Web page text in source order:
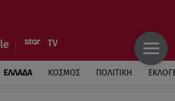
ΕΛΛΑΔΑ ΚΟΣΜΟΣ ΠΟΛΙΤΙΚΗ